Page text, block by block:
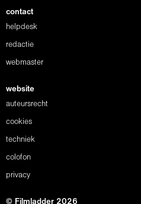
contact
helpdesk
redactie
webmaster
website
auteursrecht
cookies
techniek
colofon
privacy
© Filmladder 2026